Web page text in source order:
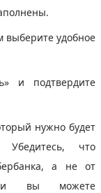
выберите удобное
и подтвердите
нужно будет
Убедитесь, что
а не от
вы можете